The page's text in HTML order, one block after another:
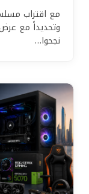
مع اقتراب
نجحوا…